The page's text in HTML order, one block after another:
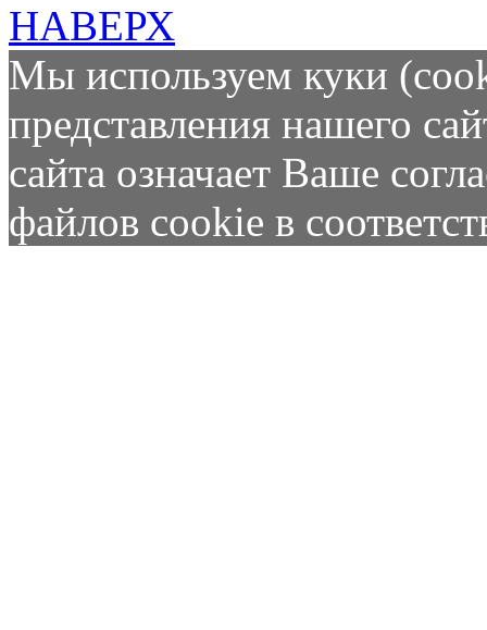
НАВЕРХ
Мы используем куки
представления нашего
сайта означает Ваше
файлов cookie в